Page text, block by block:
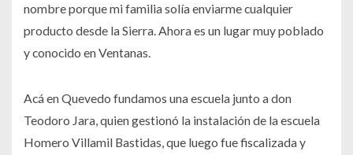
nombre porque mi familia solía enviarme cualquier
producto desde la Sierra. Ahora es un lugar muy poblado
y conocido en Ventanas.
Acá en Quevedo fundamos una escuela junto a don
Teodoro Jara, quien gestionó la instalación de la escuela
Homero Villamil Bastidas, que luego fue fiscalizada y